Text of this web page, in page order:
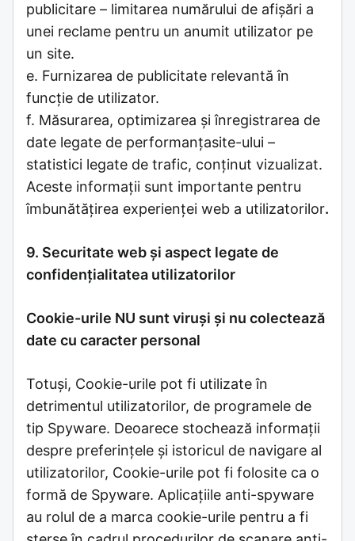
publicitare – limitarea numărului de afișări a
unei reclame pentru un anumit utilizator pe
un site.
e. Furnizarea de publicitate relevantă în
funcție de utilizator.
f. Măsurarea, optimizarea și înregistrarea de
date legate de performanțasite-ului –
statistici legate de trafic, conținut vizualizat.
Aceste informații sunt importante pentru
îmbunătățirea experienței web a utilizatorilor.
9. Securitate web și aspect legate de
confidențialitatea utilizatorilor
Cookie-urile NU sunt viruși și nu colectează
date cu caracter personal
Totuși, Cookie-urile pot fi utilizate în
detrimentul utilizatorilor, de programele de
tip Spyware. Deoarece stochează informații
despre preferințele și istoricul de navigare al
utilizatorilor, Cookie-urile pot fi folosite ca o
formă de Spyware. Aplicațiile anti-spyware
au rolul de a marca cookie-urile pentru a fi